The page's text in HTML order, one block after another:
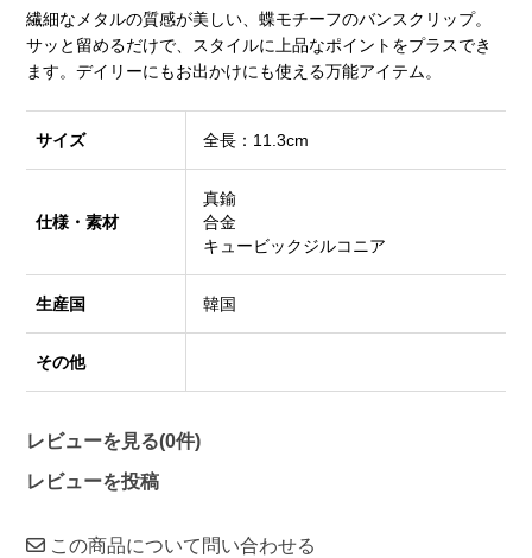
繊細なメタルの質感が美しい、蝶モチーフのバンスクリップ。
サッと留めるだけで、スタイルに上品なポイントをプラスでき
ます。デイリーにもお出かけにも使える万能アイテム。
サイズ 全長：11.3cm
仕様・素材
真鍮
合金
キュービックジルコニア
生産国 韓国
その他
レビューを見る(0件)
レビューを投稿
この商品について問い合わせる